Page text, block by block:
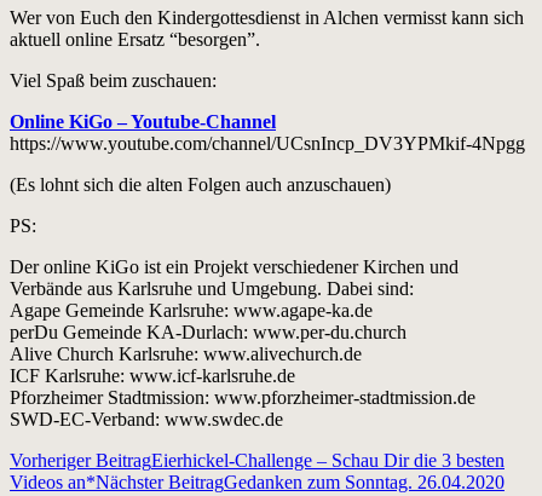
Wer von Euch den Kindergottesdienst in Alchen vermisst kann sich
aktuell online Ersatz “besorgen”.
Viel Spaß beim zuschauen:
Online KiGo – Youtube-Channel
https://www.youtube.com/channel/UCsnIncp_DV3YPMkif-4Npgg
(Es lohnt sich die alten Folgen auch anzuschauen)
PS:
Der online KiGo ist ein Projekt verschiedener Kirchen und
Verbände aus Karlsruhe und Umgebung. Dabei sind:
Agape Gemeinde Karlsruhe: www.agape-ka.de
perDu Gemeinde KA-Durlach: www.per-du.church
Alive Church Karlsruhe: www.alivechurch.de
ICF Karlsruhe: www.icf-karlsruhe.de
Pforzheimer Stadtmission: www.pforzheimer-stadtmission.de
SWD-EC-Verband: www.swdec.de
Beitragsnavigation
Vorheriger BeitragEierhickel-Challenge – Schau Dir die 3 besten
Videos an*Nächster BeitragGedanken zum Sonntag. 26.04.2020